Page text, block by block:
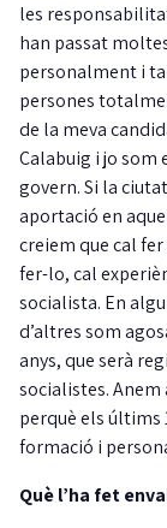
les
han passat
personalment i
persones
de la meva
Calabuig i jo som
govern. Si la
aportació en
creiem que cal
fer-lo, cal
socialista. En
d’altres som
anys, que serà
socialistes.
perquè els últims
formació i
Què l’ha fet